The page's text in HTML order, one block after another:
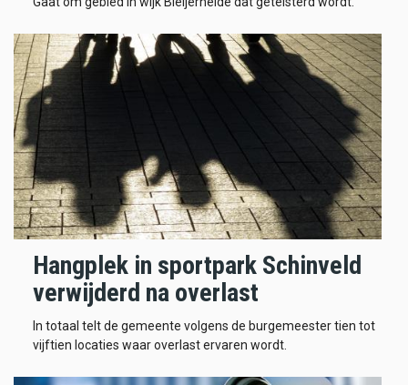
Hangplek in sportpark Schinveld
verwijderd na overlast
In totaal telt de gemeente volgens de burgemeester tien tot
vijftien locaties waar overlast ervaren wordt.